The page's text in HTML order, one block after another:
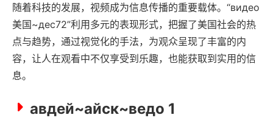
随着科技的发展，视频成为信息传播的重要载体。“видео
美国~дec72”利用多元的表现形式，把握了美国社会的热
点与趋势，通过视觉化的手法，为观众呈现了丰富的内
容，让人在观看中不仅享受到乐趣，也能获取到实用的信
息。
авдей~айск~ведо 1